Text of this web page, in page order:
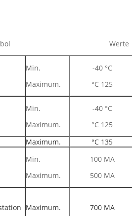
Werte
Min.
Maximum.
-40 °C
°C 125
Min.
Maximum.
-40 °C
°C 125
Maximum. °C 135
Min.
Maximum.
100 MA
500 MA
Maximum. 700 MA